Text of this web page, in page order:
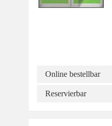
Online bestellbar
Reservierbar